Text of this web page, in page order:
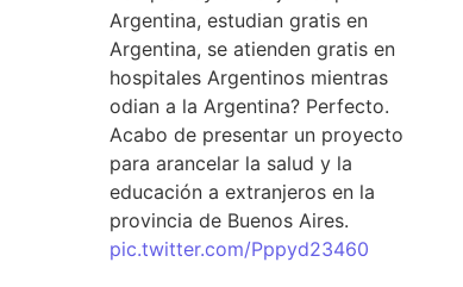
Argentina, estudian gratis en
Argentina, se atienden gratis en
hospitales Argentinos mientras
odian a la Argentina? Perfecto.
Acabo de presentar un proyecto
para arancelar la salud y la
educación a extranjeros en la
provincia de Buenos Aires.
pic.twitter.com/Pppyd23460